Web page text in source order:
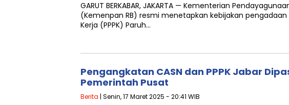
GARUT BERKABAR, JAKARTA — Kementerian
(Kemenpan RB) resmi menetapkan kebijakan
Kerja (PPPK) Paruh…
Pengangkatan CASN dan PPPK Jabar
Pemerintah Pusat
Berita | Senin, 17 Maret 2025 - 20:41 WIB